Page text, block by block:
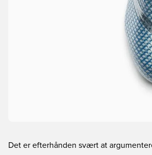
Det er efterhånden svært at